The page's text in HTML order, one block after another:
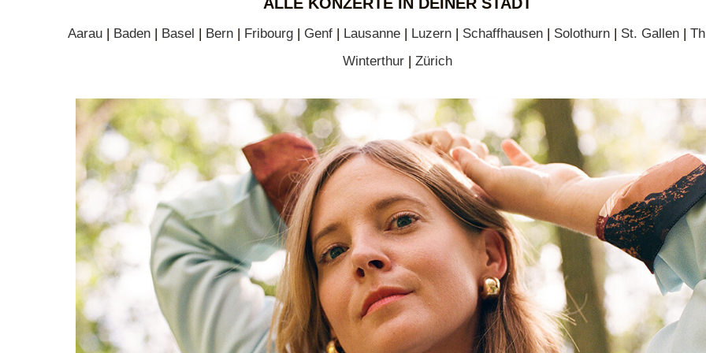
Aarau | Baden | Basel | Bern | Fribourg | Genf | Lausanne | Luzern | Schaffhausen | Solothurn | St. Gallen |
Winterthur| Zürich